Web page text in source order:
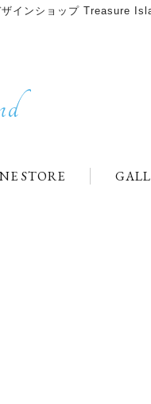
インショップ Treasure
STORE